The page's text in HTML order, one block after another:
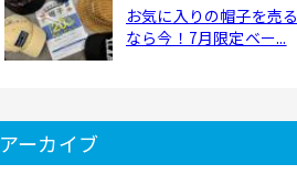
お気に入りの帽子を売る
なら今！7月限定ベー...
アーカイブ